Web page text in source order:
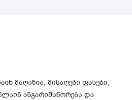
მაღაზია, მისაღები ფასები,
ანგარიშსწორება და